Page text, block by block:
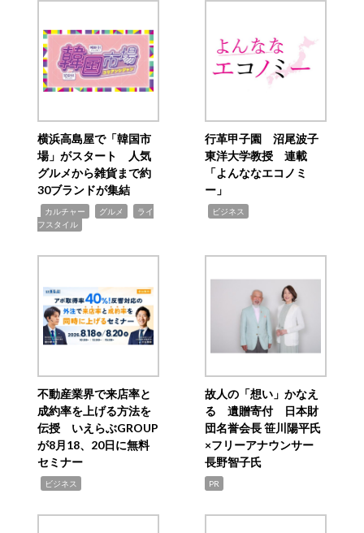
横浜高島屋で「韓国市
場」がスタート 人気
グルメから雑貨まで約
30ブランドが集結
カルチャー グルメ
ライ
フスタイル
行革甲子園 沼尾波子
東洋大学教授 連載
「よんななエコノミ
ー」
ビジネス
不動産業界で来店率と
成約率を上げる方法を
伝授 いえらぶGROUP
が8月18、20日に無料
セミナー
ビジネス
故人の「想い」かなえ
る 遺贈寄付 日本財
団名誉会長 笹川陽平氏
×フリーアナウンサー
長野智子氏
PR